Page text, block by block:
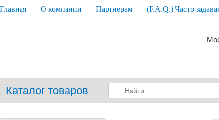
Главная О компании Партнерам (F.A.Q.) Часто
Каталог товаров